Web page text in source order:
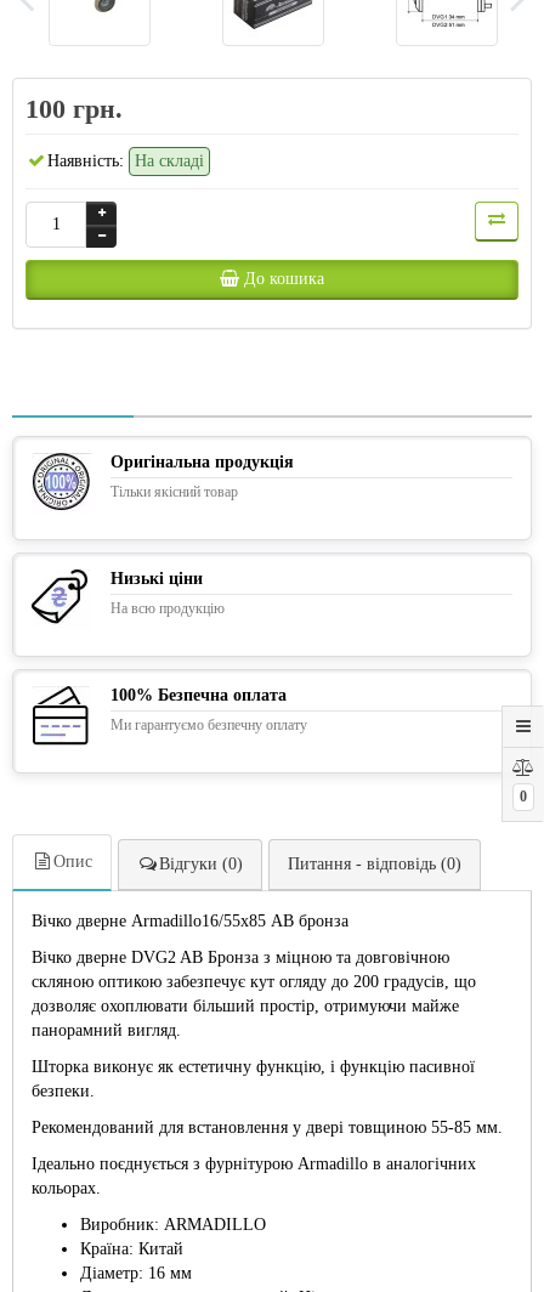
0
100 грн.
Наявність: На складі
До кошика
Оригінальна продукція
Тільки якісний товар
Низькі ціни
На всю продукцію
100% Безпечна оплата
Ми гарантуємо безпечну оплату
Опис Відгуки (0) Питання - відповідь (0)
Вічко дверне Armadillo16/55х85 AB бронза
Вічко дверне DVG2 AB Бронза з міцною та довговічною
скляною оптикою забезпечує кут огляду до 200 градусів, що
дозволяє охоплювати більший простір, отримуючи майже
панорамний вигляд.
Шторка виконує як естетичну функцію, і функцію пасивної
безпеки.
Рекомендований для встановлення у двері товщиною 55-85 мм.
Ідеально поєднується з фурнітурою Armadillo в аналогічних
кольорах.
Виробник: ARMADILLO
Країна: Китай
Діаметр: 16 мм